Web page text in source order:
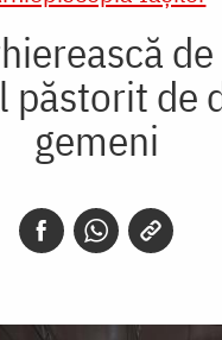
păstorit de
gemeni